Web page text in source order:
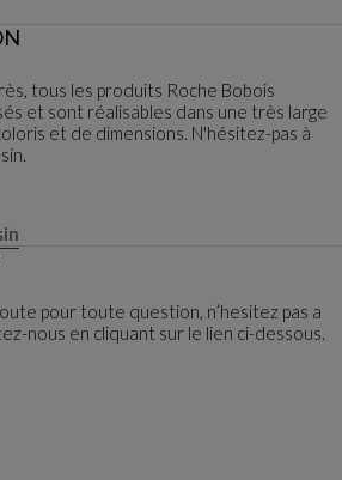
tous les produits Roche Bobois
et sont réalisables dans une très large
et de dimensions. N'hésitez-pas à
pour toute question, n’hesitez pas a
nous en cliquant sur le lien ci-dessous.